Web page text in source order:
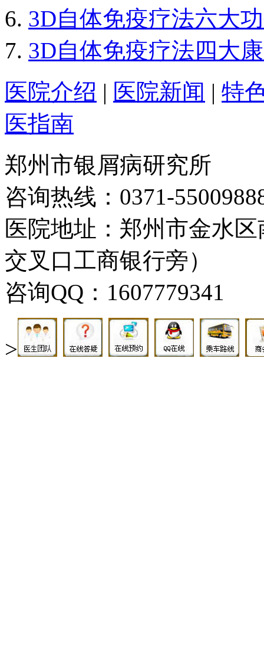
3D自体免疫疗法六大
3D自体免疫疗法四大
医院介绍 | 医院新闻 | 特
医指南
郑州市银屑病研究所
咨询热线：0371-
医院地址：郑州市金水
交叉口工商银行旁）
咨询QQ：1607779341
>